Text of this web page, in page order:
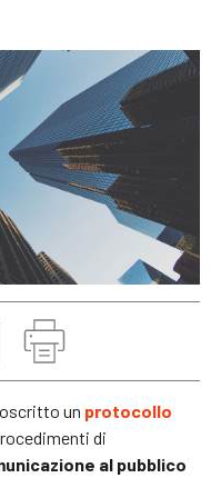
un protocollo
di
al pubblico